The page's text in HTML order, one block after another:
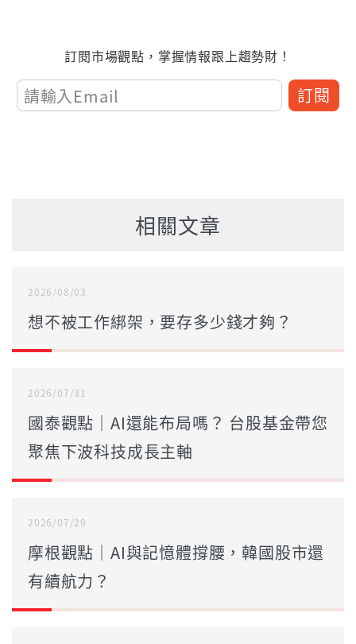
訂閱市場觀點，掌握情報跟上趨勢財！
訂閱
相關文章
2026/08/03
想不被工作綁架，要存多少錢才夠？
2026/07/31
國泰觀點｜AI還能布局嗎？ 台股基金帶您
聚焦下波科技成長主軸
2026/07/29
摩根觀點｜AI與記憶體撐腰，韓國股市還
有續航力？